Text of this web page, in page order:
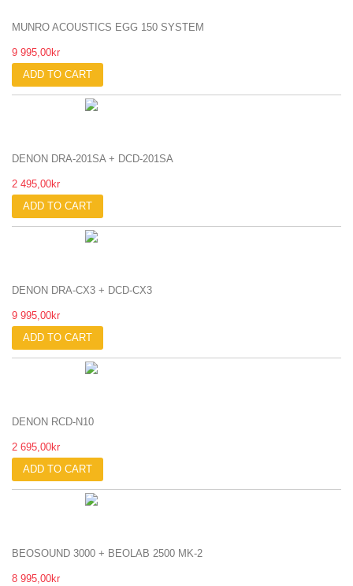
MUNRO ACOUSTICS EGG 150 SYSTEM
9 995,00kr
ADD TO CART
DENON DRA-201SA + DCD-201SA
2 495,00kr
ADD TO CART
DENON DRA-CX3 + DCD-CX3
9 995,00kr
ADD TO CART
DENON RCD-N10
2 695,00kr
ADD TO CART
BEOSOUND 3000 + BEOLAB 2500 MK-2
8 995,00kr